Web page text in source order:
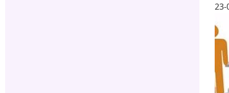
23-